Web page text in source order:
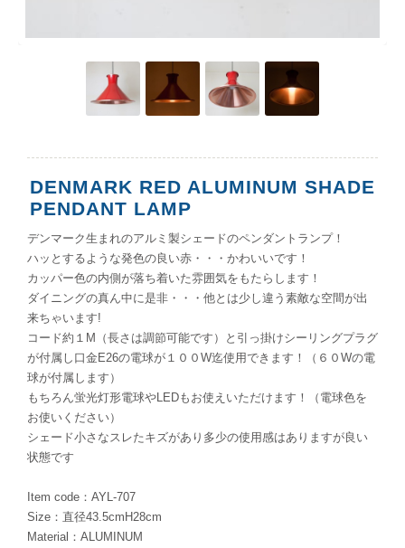
DENMARK RED ALUMINUM SHADE
PENDANT LAMP
デンマーク生まれのアルミ製シェードのペンダントランプ！
ハッとするような発色の良い赤・・・かわいいです！
カッパー色の内側が落ち着いた雰囲気をもたらします！
ダイニングの真ん中に是非・・・他とは少し違う素敵な空間が出
来ちゃいます!
コード約１M（長さは調節可能です）と引っ掛けシーリングプラグ
が付属し口金E26の電球が１００W迄使用できます！（６０Wの電
球が付属します）
もちろん蛍光灯形電球やLEDもお使えいただけます！（電球色を
お使いください）
シェード小さなスレたキズがあり多少の使用感はありますが良い
状態です
Item code：AYL-707
Size：直径43.5cmH28cm
Material：ALUMINUM